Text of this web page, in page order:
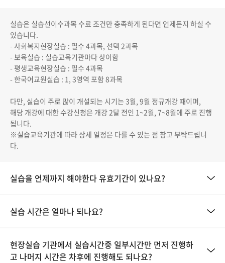
실습은 실습선이수과목 수료 조건만 충족하게 된다면 언제든지 하실 수
있습니다.
- 사회복지현장실습 : 필수 4과목, 선택 2과목
- 보육실습 : 실습교육기관마다 상이함
- 평생교육현장실습 : 필수 4과목
- 한국어교원실습 : 1, 3영역 포함 8과목
다만, 실습이 주로 많이 개설되는 시기는 3월, 9월 정규개강 때이며,
해당 개강에 대한 수강신청은 개강 2달 전인 1~2월, 7~8월에 주로 진행
됩니다.
※실습교육기관에 따라 상세 일정은 다를 수 있는 점 참고 부탁드립니
다.
실습을 언제까지 해야한다 유효기간이 있나요?
실습 시간은 얼마나 되나요?
현장실습 기관에서 실습시간중 일부시간만 먼저 진행하
고 나머지 시간은 차후에 진행해도 되나요?